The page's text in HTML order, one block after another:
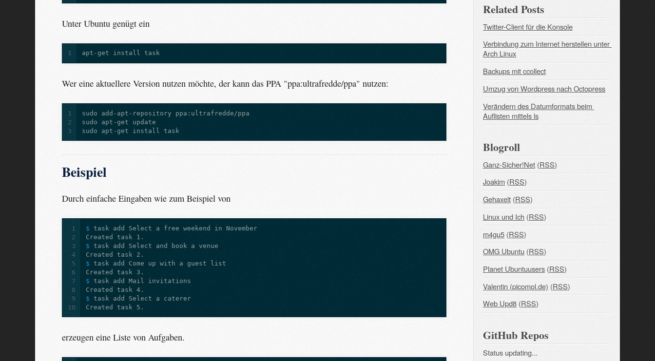
Unter Ubuntu genügt ein
1
Wer eine aktuellere Version nutzen möchte, der kann das PPA "ppa:ultrafredde/ppa" nutzen:
1
2
3
Beispiel
Durch einfache Eingaben wie zum Beispiel von
1
2
3
4
5
6
7
8
9
10
$
$
$
$
$
erzeugen eine Liste von Aufgaben.
Related Posts
Twitter-Client für die Konsole
Verbindung zum Internet herstellen unter
Arch Linux
Backups mit ccollect
Umzug von Wordpress nach Octopress
Verändern des Datumformats beim
Auflisten mittels ls
Blogroll
Ganz-Sicher!Net (RSS)
Joakim (RSS)
Gehaxelt (RSS)
Linux und Ich (RSS)
m4gu5 (RSS)
OMG Ubuntu (RSS)
Planet Ubuntuusers (RSS)
Valentin (picomol.de) (RSS)
Web Upd8 (RSS)
GitHub Repos
Status updating...